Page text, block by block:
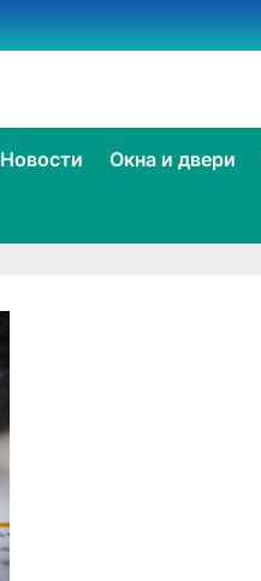
Новости Окна и двери